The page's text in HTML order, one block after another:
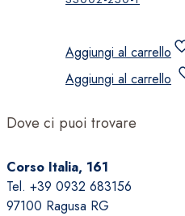
Aggiungi al carrello
Aggiungi al carrello
Dove ci puoi trovare
Corso Italia, 161
Tel. +39 0932 683156
97100 Ragusa RG